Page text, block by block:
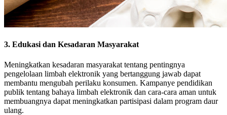
3. Edukasi dan Kesadaran Masyarakat
Meningkatkan kesadaran masyarakat tentang pentingnya
pengelolaan limbah elektronik yang bertanggung jawab dapat
membantu mengubah perilaku konsumen. Kampanye pendidikan
publik tentang bahaya limbah elektronik dan cara-cara aman untuk
membuangnya dapat meningkatkan partisipasi dalam program daur
ulang.